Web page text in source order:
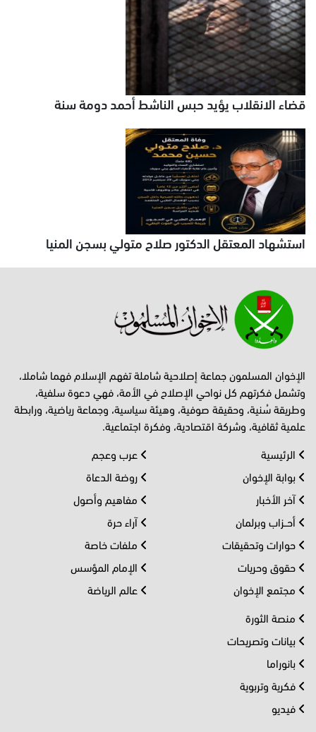
قضاء الانقلاب يؤيد حبس الناشط أحمد دومة سنة
استشهاد المعتقل الدكتور صلاح متولي بسجن المنيا
الإخوان المسلمون جماعة إصلاحية شاملة تفهم الإسلام فهما شاملا،
وتشمل فكرتهم كل نواحي الإصلاح في الأمة، فهي دعوة سلفية،
وطريقة سُنية، وحقيقة صوفية، وهيئة سياسية، وجماعة رياضية، ورابطة
علمية ثقافية، وشركة اقتصادية، وفكرة اجتماعية.
الرئيسية
بوابة الإخوان
آخر الأخبار
أحــزاب وبرلمان
حوارات وتحقيقات
حقوق وحريات
مجتمع الإخوان
عرب وعجم
روضة الدعاة
مفاهيم وأصول
آراء حرة
ملفات خاصة
الإمام المؤسس
عالم الرياضة
منصة الثورة
بيانات وتصريحات
بانوراما
فكرية وتربوية
فيديو